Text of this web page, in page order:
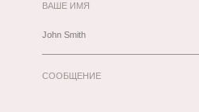
ВАШЕ ИМЯ
СООБЩЕНИЕ